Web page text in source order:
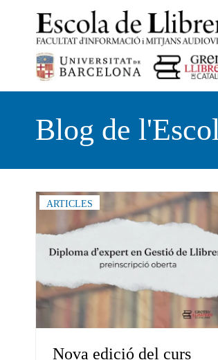
contingut
Blog de
ARTICLES
Nova edició del curs